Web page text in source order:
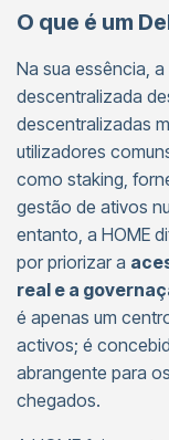
O que é um
Na sua essência, a
descentralizada
descentralizadas
utilizadores
como staking,
gestão de ativos
entanto, a HOME
por priorizar a
real e a
é apenas um
activos; é
abrangente para
chegados.